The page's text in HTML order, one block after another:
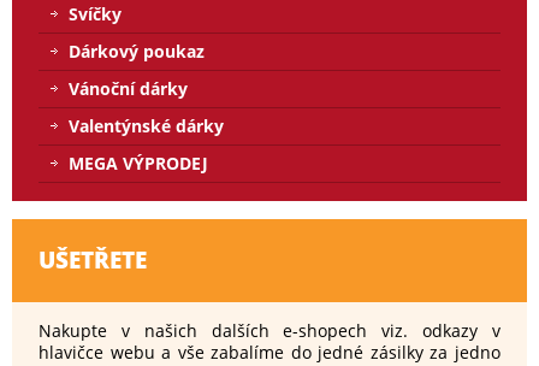
Svíčky
Dárkový poukaz
Vánoční dárky
Valentýnské dárky
MEGA VÝPRODEJ
UŠETŘETE
Nakupte v našich dalších e-shopech viz. odkazy v
hlavičce webu a vše zabalíme do jedné zásilky za jedno